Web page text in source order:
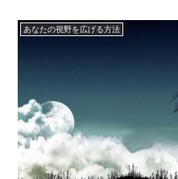
訳で今日は、思考力を高めて目
法をお伝え...
あなたの視野を広げる方法